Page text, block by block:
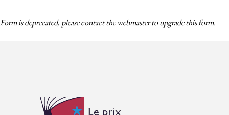
Form is deprecated, please contact the webmaster toupgradethis form.